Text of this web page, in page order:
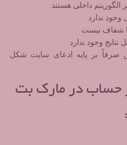
الگوریتم داخلی هستند
وجود ندارد
وجود ندارد
صرفاً بر پایه ادعای سایت شکل
در مارک بت